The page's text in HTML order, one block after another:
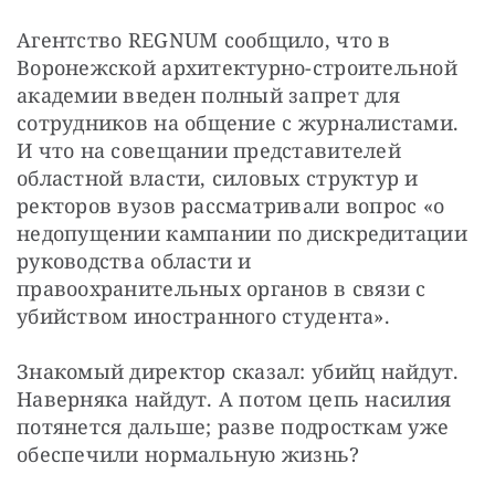
Агентство REGNUM сообщило, что в
Воронежской архитектурно-строительной
академии введен полный запрет для
сотрудников на общение с журналистами.
И что на совещании представителей
областной власти, силовых структур и
ректоров вузов рассматривали вопрос «о
недопущении кампании по дискредитации
руководства области и
правоохранительных органов в связи с
убийством иностранного студента».
Знакомый директор сказал: убийц найдут.
Наверняка найдут. А потом цепь насилия
потянется дальше; разве подросткам уже
обеспечили нормальную жизнь?